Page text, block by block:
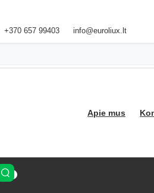
+370 657 99403 info@euroliux.lt
Apie mus